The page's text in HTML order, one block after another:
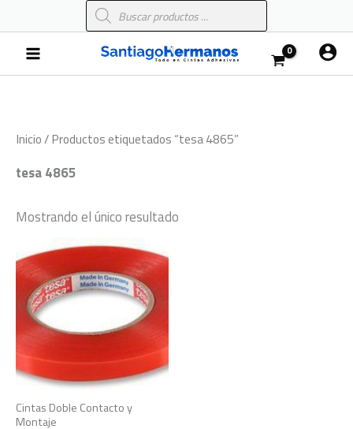
al
contenido
Búsqueda
de
Main
Menu
Inicio/ Productos etiquetados “tesa 4865”
tesa 4865
Mostrando el único resultado
Cintas Doble Contacto y
Montaje